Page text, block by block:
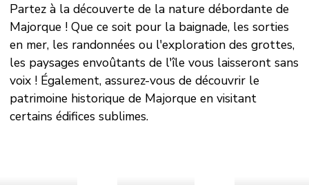
Partez à la découverte de la nature débordante de
Majorque ! Que ce soit pour la baignade, les sorties
en mer, les randonnées ou l'exploration des grottes,
les paysages envoûtants de l'île vous laisseront sans
voix ! Également, assurez-vous de découvrir le
patrimoine historique de Majorque en visitant
certains édifices sublimes.